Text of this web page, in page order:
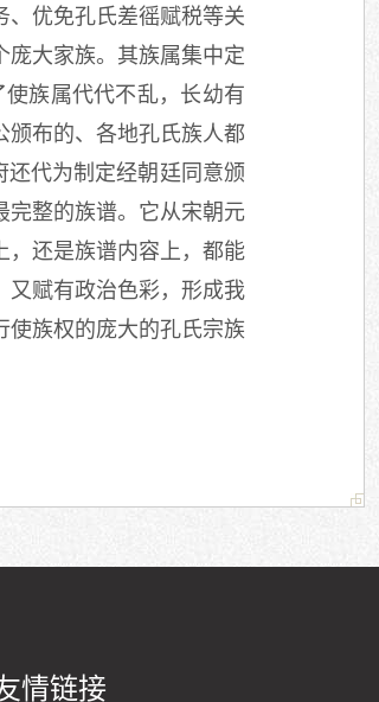
、优免孔氏差徭赋税等关
大家族。其族属集中定
族属代代不乱，长幼有
颁布的、各地孔氏族人都
还代为制定经朝廷同意颁
整的族谱。它从宋朝元
，还是族谱内容上，都能
赋有政治色彩，形成我
族权的庞大的孔氏宗族
情链接